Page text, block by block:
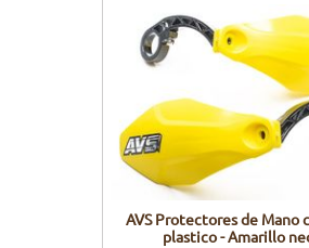
AVS Protectores de Mano
plastico - Amarillo